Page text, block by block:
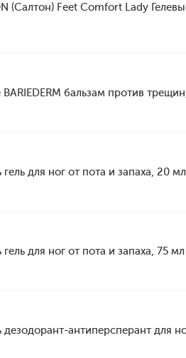
(Салтон) Feet Comfort Lady
BARIEDERM бальзам против
гель для ног от пота и запаха, 20 мл
гель для ног от пота и запаха, 75 мл
дезодорант-антиперсперант для